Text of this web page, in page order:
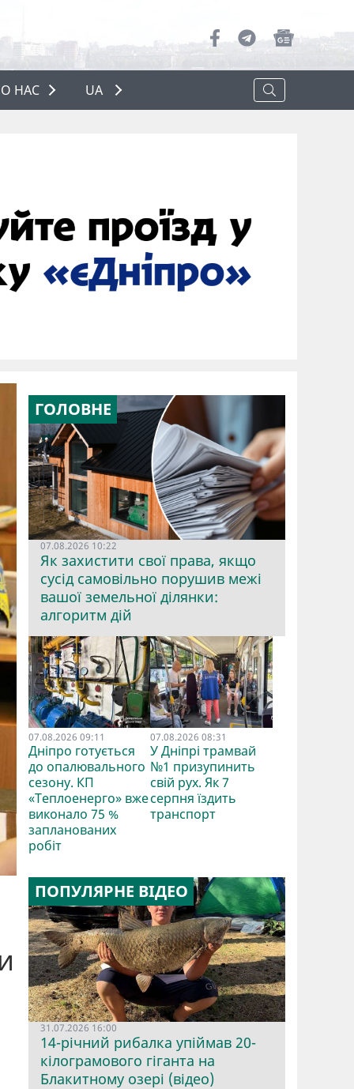
НАС
UA
ГОЛОВНЕ
07.08.2026 10:22
Як захистити свої права, якщо
сусід самовільно порушив межі
вашої земельної ділянки:
алгоритм дій
07.08.2026 09:11
Дніпро готується
до опалювального
сезону. КП
«Теплоенерго» вже
виконало 75 %
запланованих
робіт
07.08.2026 08:31
У Дніпрі трамвай
№1 призупинить
свій рух. Як 7
серпня їздить
транспорт
ПОПУЛЯРНЕ ВІДЕО
31.07.2026 16:00
14-річний рибалка упіймав 20-
кілограмового гіганта на
Блакитному озері (відео)